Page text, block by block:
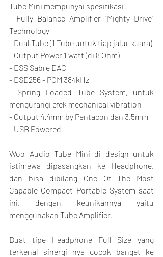
Tube Mini mempunyai spesifikasi:
- Fully Balance Amplifier "Mighty Drive"
Technology
- Dual Tube (1 Tube untuk tiap jalur suara)
- Output Power 1 watt (di 8 Ohm)
- ESS Sabre DAC
- DSD256 - PCM 384kHz
- Spring Loaded Tube System, untuk
mengurangi efek mechanical vibration
- Output 4.4mm by Pentacon dan 3.5mm
- USB Powered
Woo Audio Tube Mini di design untuk
istimewa dipasangkan ke Headphone,
dan bisa dibilang One Of The Most
Capable Compact Portable System saat
ini, dengan keunikannya yaitu
menggunakan Tube Amplifier.
Buat tipe Headphone Full Size yang
terkenal sinergi nya cocok banget ke